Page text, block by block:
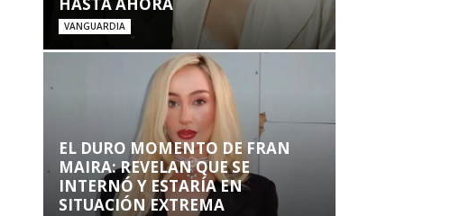
VANGUARDIA
EL DURO MOMENTO DE FRAN
MAIRA: REVELAN QUE SE
INTERNÓ Y ESTARÍA EN
SITUACIÓN EXTREMA